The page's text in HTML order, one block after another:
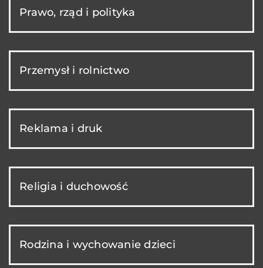
Prawo, rząd i polityka
Przemysł i rolnictwo
Reklama i druk
Religia i duchowość
Rodzina i wychowanie dzieci